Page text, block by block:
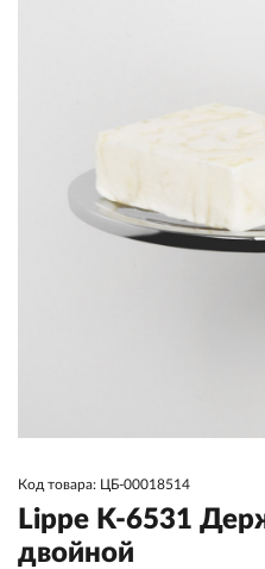
Код товара: ЦБ-00018514
Lippe K-6531
двойной